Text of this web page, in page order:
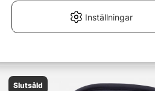
Gulff Hard Face Razor streamer 5
539 kr
Slutsåld
Inställningar